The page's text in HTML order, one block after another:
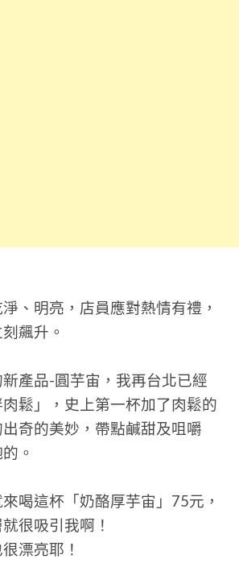
、明亮，店員應對熱情有禮，
飆升。
產品-圓芋宙，我再台北已經
鬆」，史上第一杯加了肉鬆的
奇的美妙，帶點鹹甜及咀嚼
。
喝這杯「奶酪厚芋宙」75元，
很吸引我啊！
漂亮耶！